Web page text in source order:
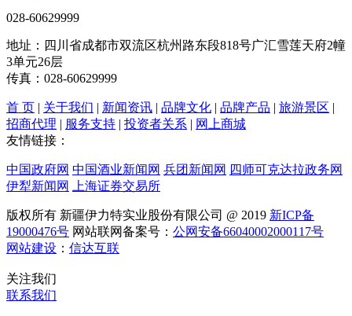
028-60629999
地址：四川省成都市双流区杭州路东段818号广汇雪莲天府2幢
3单元26层
传真：028-60629999
首 页 | 关于我们 | 新闻资讯 | 品牌文化 | 品牌产品 | 旅游景区 |
招商代理 | 服务支持 | 投资者关系 | 网上商城
友情链接：
中国政府网 中国酒业新闻网 兵团新闻网 四师可克达拉政务网
伊犁新闻网
上海证券交易所
版权所有 新疆伊力特实业股份有限公司 @ 2019 新ICP备
19000476号 网站联网备案号： 公网安备66040002000117号
网站建设 ： 信达互联
关注我们
联系我们